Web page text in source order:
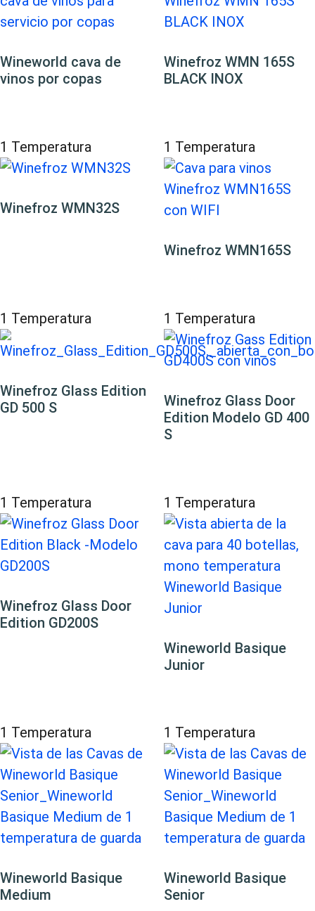
Wineworld cava de
vinos por copas
Winefroz WMN 165S
BLACK INOX
1 Temperatura
Winefroz WMN32S
1 Temperatura
Winefroz WMN165S
1 Temperatura
Winefroz Glass Edition
GD 500 S
1 Temperatura
Winefroz Glass Door
Edition Modelo GD 400
S
1 Temperatura
Winefroz Glass Door
Edition GD200S
1 Temperatura
Wineworld Basique
Junior
1 Temperatura
Wineworld Basique
Medium
1 Temperatura
Wineworld Basique
Senior